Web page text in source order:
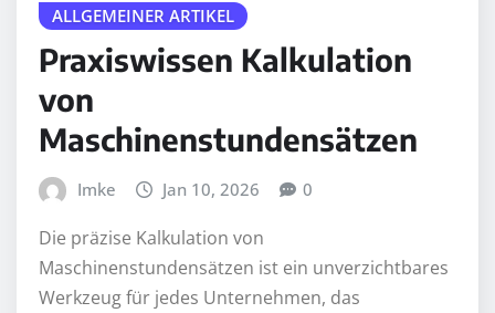
ALLGEMEINER ARTIKEL
Praxiswissen Kalkulation
von
Maschinenstundensätzen
Imke Jan 10, 2026 0
Die präzise Kalkulation von
Maschinenstundensätzen ist ein unverzichtbares
Werkzeug für jedes Unternehmen, das